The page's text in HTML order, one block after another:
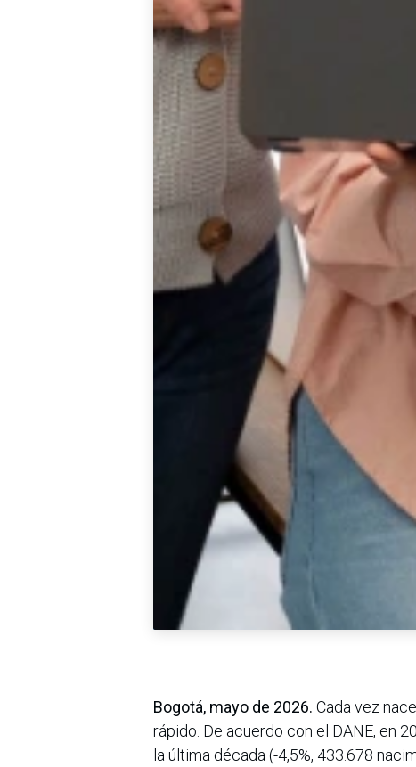
Bogotá, mayo de 2026. Cada vez
rápido. De acuerdo con el DANE, en
la última década (-4,5%, 433.678